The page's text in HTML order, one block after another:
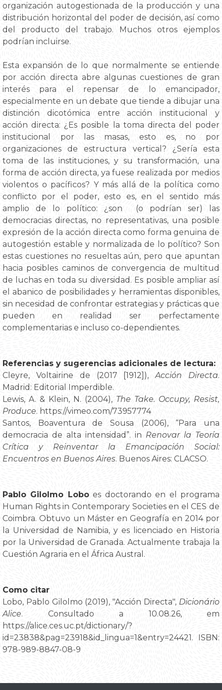
organización autogestionada de la producción y una
distribución horizontal del poder de decisión, así como
del producto del trabajo. Muchos otros ejemplos
podrían incluirse.
Esta expansión de lo que normalmente se entiende
por acción directa abre algunas cuestiones de gran
interés para el repensar de lo emancipador,
especialmente en un debate que tiende a dibujar una
distinción dicotómica entre acción institucional y
acción directa: ¿Es posible la toma directa del poder
institucional por las masas, esto es, no por
organizaciones de estructura vertical? ¿Sería esta
toma de las instituciones, y su transformación, una
forma de acción directa, ya fuese realizada por medios
violentos o pacíficos? Y más allá de la política como
conflicto por el poder, esto es, en el sentido más
amplio de lo político: ¿son (o podrían ser) las
democracias directas, no representativas, una posible
expresión de la acción directa como forma genuina de
autogestión estable y normalizada de lo político? Son
estas cuestiones no resueltas aún, pero que apuntan
hacia posibles caminos de convergencia de multitud
de luchas en toda su diversidad. Es posible ampliar así
el abanico de posibilidades y herramientas disponibles,
sin necesidad de confrontar estrategias y prácticas que
pueden en realidad ser perfectamente
complementarias e incluso co-dependientes.
Referencias y sugerencias adicionales de lectura:
Cleyre, Voltairine de (2017 [1912]),Acción Directa.
Madrid: Editorial Imperdible.
Lewis, A. & Klein, N. (2004), The Take. Occupy, Resist,
Produce. https://vimeo.com/73957774
Santos, Boaventura de Sousa (2006), “Para una
democracia de alta intensidad”. in Renovar la Teoría
Crítica y Reinventar la Emancipación Social:
Encuentros en Buenos Aires. Buenos Aires: CLACSO.
Pablo Gilolmo Loboes doctorando en el programa
Human Rights in Contemporary Societies en el CES de
Coimbra. Obtuvo un Máster en Geografía en 2014 por
la Universidad de Namibia, y es licenciado en Historia
por la Universidad de Granada. Actualmente trabaja la
Cuestión Agraria en el África Austral.
Como citar
Lobo, Pablo Gilolmo (2019), "Acción Directa", Dicionário
Alice. Consultado a 10.08.26, em
https://alice.ces.uc.pt/dictionary/?
id=23838&pag=23918&id_lingua=1&entry=24421. ISBN:
978-989-8847-08-9